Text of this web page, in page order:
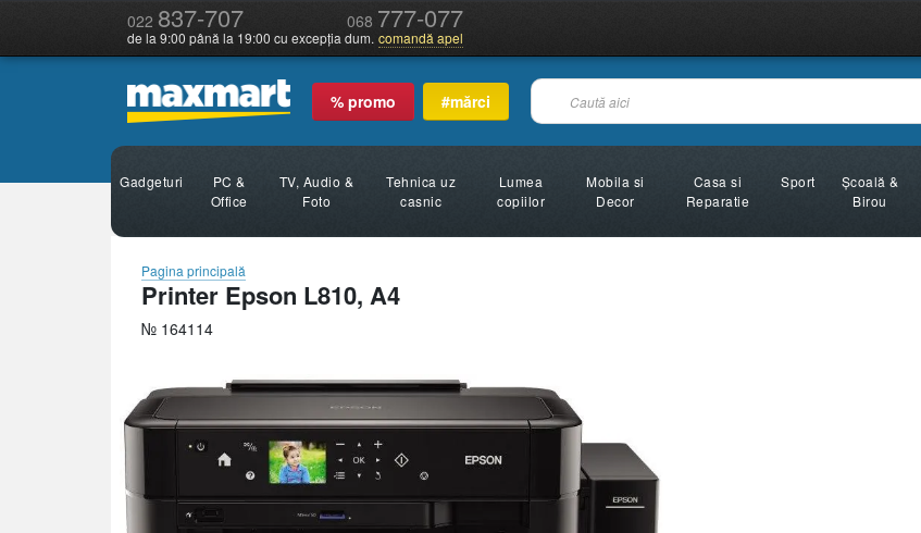
022 837-707 068 777-077
de la 9:00 până la 19:00 cu excepția dum. comandă apel
% promo #mărci
Gadgeturi
PC &
Office
TV, Audio &
Foto
Tehnica uz
casnic
Lumea
copiilor
Mobila si
Decor
Casa si
Reparatie
Sport
Şcoală &
Birou
Pagina principală
Printer Epson L810, A4
№ 164114